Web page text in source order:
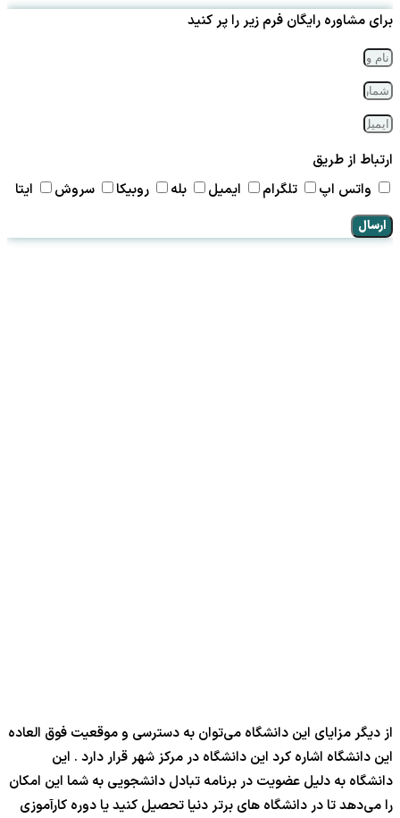
برای مشاوره رایگان فرم زیر را پر کنید
ارتباط از طریق
واتس اپ
تلگرام ایمیل بله روبیکا سروش ایتا
ارسال
از دیگر مزایای این دانشگاه می‌توان به دسترسی و موقعیت فوق العاده
این دانشگاه اشاره کرد این دانشگاه در مرکز شهر قرار دارد . این
دانشگاه به دلیل عضویت در برنامه تبادل دانشجویی به شما این امکان
را می‌دهد تا در دانشگاه های برتر دنیا تحصیل کنید یا دوره کارآموزی